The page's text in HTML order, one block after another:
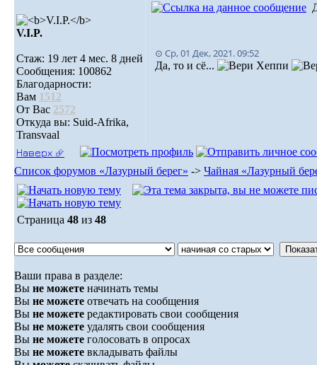
V.I.P.
Стаж: 19 лет 4 мес. 8 дней
Сообщения: 100862
Благодарности:
Вам 1512
От Вас 2572
Откуда вы: Suid-Afrika,
Transvaal
⊙ Ср, 01 Дек, 2021. 09:52
Да, то и сё...
Наверх ⮵
Список форумов «Лазурный берег» -> Чайная «Лазурный
Страница 48 из 48
Ваши права в разделе:
Вы не можете начинать темы
Вы не можете отвечать на сообщения
Вы не можете редактировать свои сообщения
Вы не можете удалять свои сообщения
Вы не можете голосовать в опросах
Вы не можете вкладывать файлы